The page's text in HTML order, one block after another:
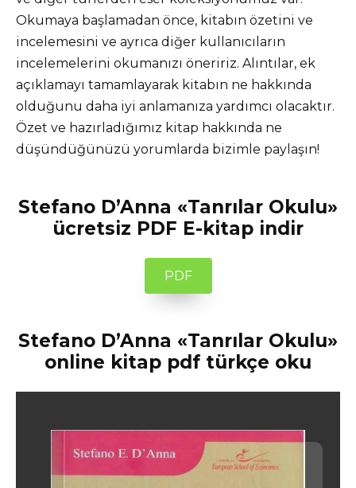
Okumaya başlamadan önce, kitabın özetini ve
incelemesini ve ayrıca diğer kullanıcıların
incelemelerini okumanızı öneririz. Alıntılar, ek
açıklamayı tamamlayarak kitabın ne hakkında
olduğunu daha iyi anlamanıza yardımcı olacaktır.
Özet ve hazırladığımız kitap hakkında ne
düşündüğünüzü yorumlarda bizimle paylaşın!
Stefano D’Anna «Tanrılar Okulu»
ücretsiz PDF E-kitap indir
PDF
Stefano D’Anna «Tanrılar Okulu»
online kitap pdf türkçe oku